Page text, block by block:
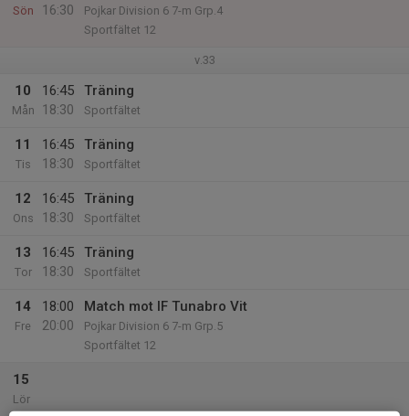
Sön
16:30
Pojkar Division 6 7-m Grp.4
Sportfältet 12
v.33
10
Mån
16:45
18:30
Träning
Sportfältet
11
Tis
16:45
18:30
Träning
Sportfältet
12
Ons
16:45
18:30
Träning
Sportfältet
13
Tor
16:45
18:30
Träning
Sportfältet
14
Fre
18:00
20:00
Match mot IF Tunabro Vit
Pojkar Division 6 7-m Grp.5
Sportfältet 12
15
Lör